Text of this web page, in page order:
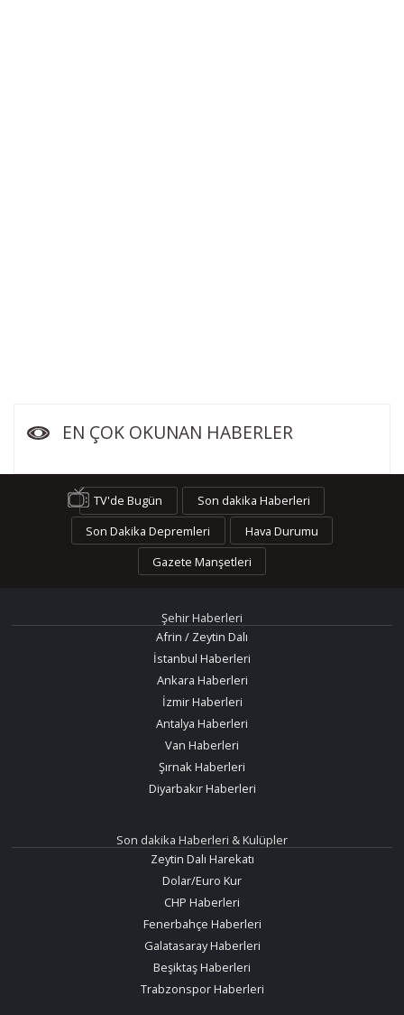
EN ÇOK OKUNAN HABERLER
TV'de Bugün
Son dakika Haberleri
Son Dakika Depremleri
Hava Durumu
Gazete Manşetleri
Şehir Haberleri
Afrin / Zeytin Dalı
İstanbul Haberleri
Ankara Haberleri
İzmir Haberleri
Antalya Haberleri
Van Haberleri
Şırnak Haberleri
Diyarbakır Haberleri
Son dakika Haberleri & Kulüpler
Zeytin Dalı Harekatı
Dolar/Euro Kur
CHP Haberleri
Fenerbahçe Haberleri
Galatasaray Haberleri
Beşiktaş Haberleri
Trabzonspor Haberleri